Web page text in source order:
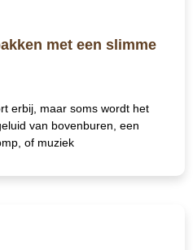
met een slimme
erbij, maar soms wordt het
van bovenburen, een
of muziek